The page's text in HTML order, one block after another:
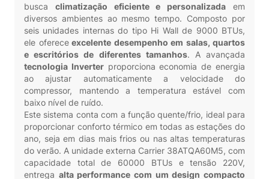
busca climatização eficiente e personalizada em
diversos ambientes ao mesmo tempo. Composto por
seis unidades internas do tipo Hi Wall de 9000 BTUs,
ele ofereceexcelente desempenho em salas, quartos
e escritórios de diferentes tamanhos. A avançada
tecnologia Inverterproporciona economia de energia
ao ajustar automaticamente a velocidade do
compressor, mantendo a temperatura estável com
baixo nível de ruído.
Este sistema conta com a função quente/frio, ideal para
proporcionar conforto térmico em todas as estações do
ano, seja em dias mais frios ou nas altas temperaturas
do verão. A unidade externa Carrier 38ATQA60M5, com
capacidade total de 60000 BTUs e tensão 220V,
entrega alta performance com um design compacto